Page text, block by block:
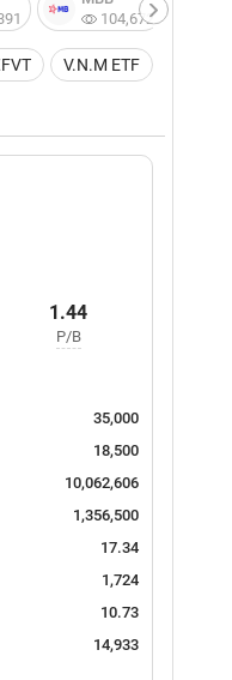
104,672
V.N.M ETF
1.44
P/B
35,000
18,500
10,062,606
1,356,500
17.34
1,724
10.73
14,933